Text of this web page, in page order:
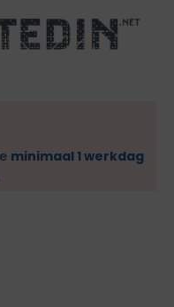
minimaal 1 werkdag